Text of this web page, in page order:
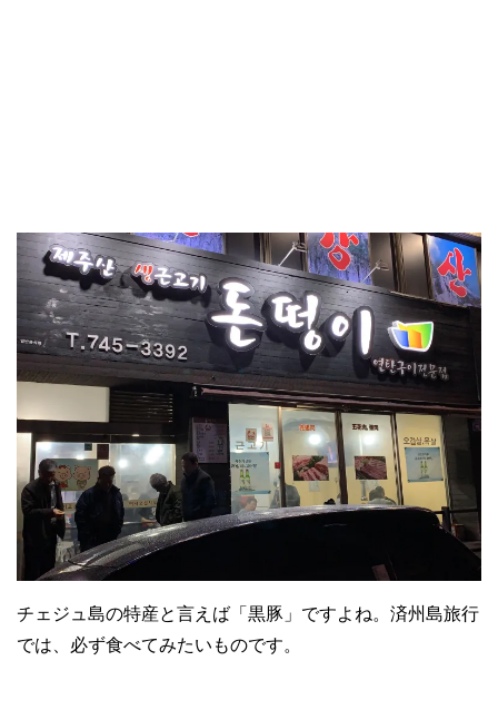
チェジュ島の特産と言えば「黒豚」ですよね。済州島旅行
では、必ず食べてみたいものです。